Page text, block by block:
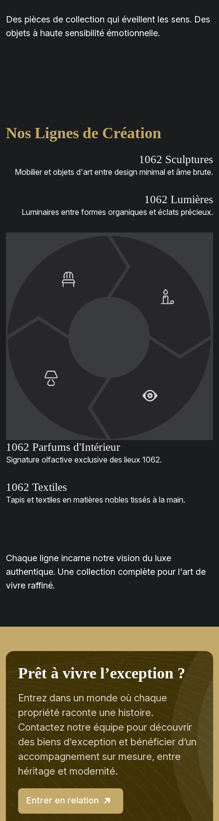
Des pièces de collection qui éveillent les sens. Des
objets à haute sensibilité émotionnelle.
Nos Lignes de Création
1062 Sculptures
Mobilier et objets d'art entre design minimal et âme brute.
1062 Lumières
Luminaires entre formes organiques et éclats précieux.
1062 Parfums d'Intérieur
Signature olfactive exclusive des lieux 1062.
1062 Textiles
Tapis et textiles en matières nobles tissés à la main.
Chaque ligne incarne notre vision du luxe
authentique. Une collection complète pour l'art de
vivre raffiné.
Prêt à vivre l’exception ?
Entrez dans un monde où chaque
propriété raconte une histoire.
Contactez notre équipe pour découvrir
des biens d’exception et bénéficier d’un
accompagnement sur mesure, entre
héritage et modernité.
Entrer en relation